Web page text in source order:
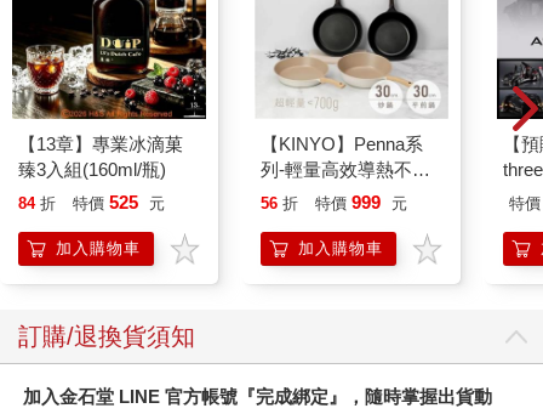
【13章】專業冰滴菓
臻3入組(160ml/瓶)
84 折 特價 525 元
加入購物車
【KINYO】Penna系
列-輕量高效導熱不沾
平煎鍋30cm
56 折 特價 999 元
加入購物車
【
VA
特價
訂購/退換貨須知
加入金石堂 LINE 官方帳號『完成綁定』，隨時掌握出貨動